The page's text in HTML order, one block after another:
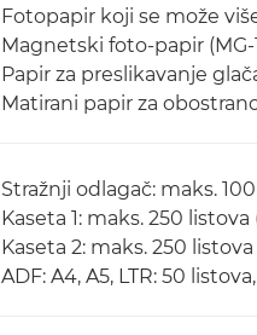
Fotopapir koji se može
Magnetski foto-papir (MG-
Papir za preslikavanje
Matirani papir za
Stražnji odlagač: maks.
Kaseta 1: maks. 250
Kaseta 2: maks. 250
ADF: A4, A5, LTR: 50